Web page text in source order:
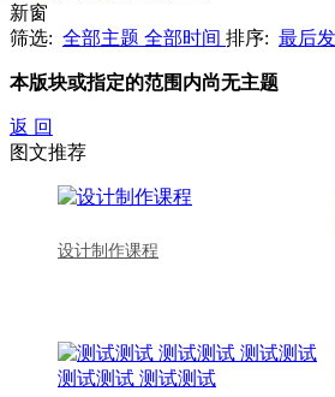
新窗
筛选: 全部主题 全部时间 排序: 最后
本版块或指定的范围内尚无主题
返 回
图文推荐
设计制作课程